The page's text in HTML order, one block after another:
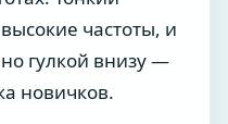
частоты, и
гулкой внизу —
новичков.